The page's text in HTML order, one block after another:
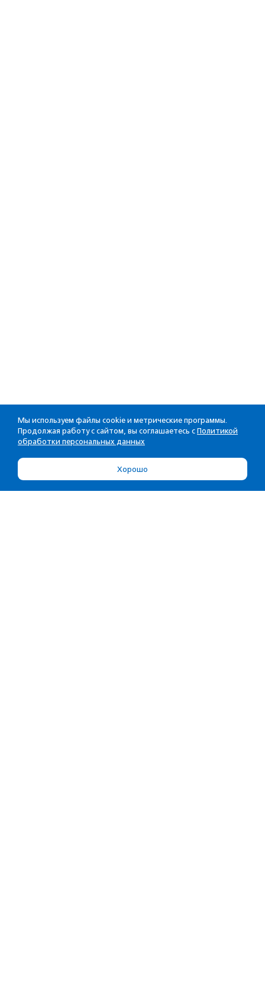
Мы используем файлы cookie и метрические программы.
Продолжая работу с сайтом, вы соглашаетесь с Политикой
обработки персональных данных
Хорошо